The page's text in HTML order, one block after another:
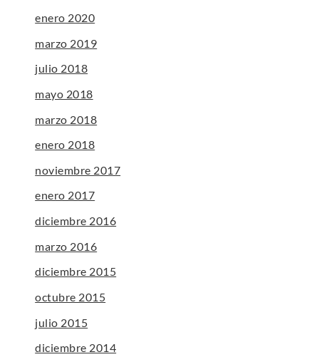
enero 2020
marzo 2019
julio 2018
mayo 2018
marzo 2018
enero 2018
noviembre 2017
enero 2017
diciembre 2016
marzo 2016
diciembre 2015
octubre 2015
julio 2015
diciembre 2014